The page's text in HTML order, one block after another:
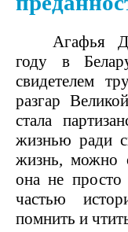
виды спорта,
фристайла,
акробатики и
Картинг
Ка́ртинг — вид
развлечения,
простейших
автомобилях без
скорость которых
достигать 260км/ч.
Агафья
году в
свидетелем
разгар
стала
жизнью ради
жизнь, можно
она не
частью
помнить и